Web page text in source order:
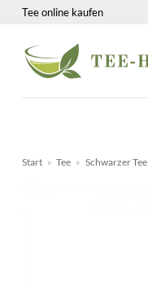
Zum
springen
Tee online kaufen
Start » Tee » Schwarzer Tee